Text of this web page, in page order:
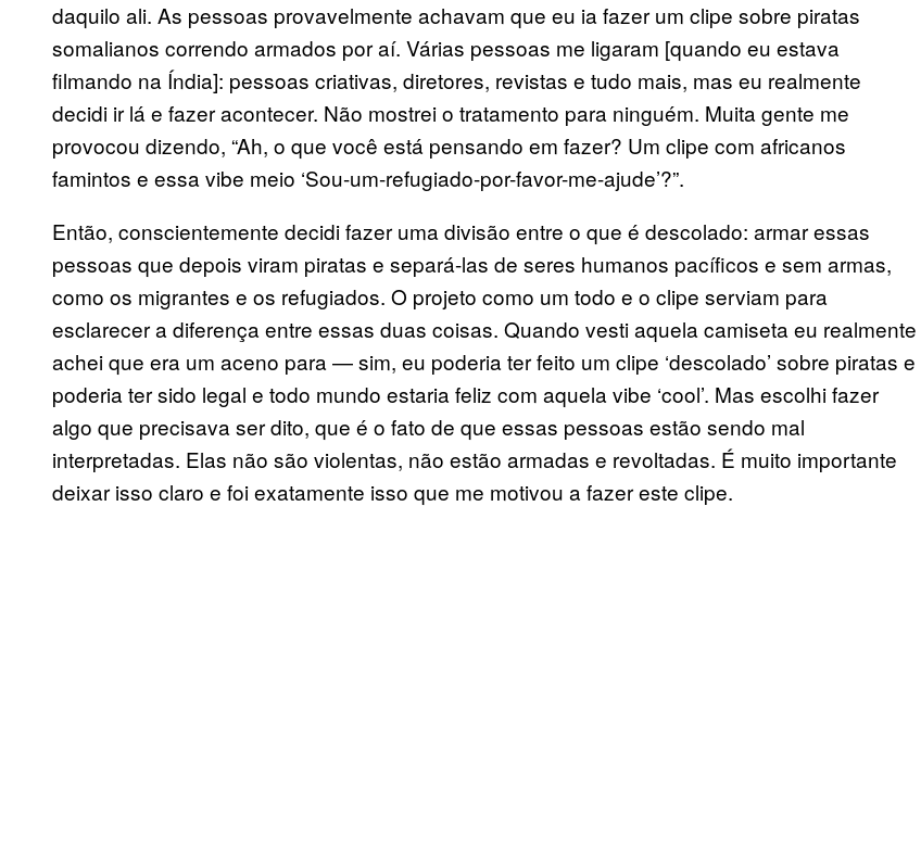
daquilo ali. As pessoas provavelmente achavam que eu ia fazer um clipe sobre piratas
somalianos correndo armados por aí. Várias pessoas me ligaram [quando eu estava
filmando na Índia]: pessoas criativas, diretores, revistas e tudo mais, mas eu realmente
decidi ir lá e fazer acontecer. Não mostrei o tratamento para ninguém. Muita gente me
provocou dizendo, “Ah, o que você está pensando em fazer? Um clipe com africanos
famintos e essa vibe meio ‘Sou-um-refugiado-por-favor-me-ajude’?”.
Então, conscientemente decidi fazer uma divisão entre o que é descolado: armar essas
pessoas que depois viram piratas e separá-las de seres humanos pacíficos e sem armas,
como os migrantes e os refugiados. O projeto como um todo e o clipe serviam para
esclarecer a diferença entre essas duas coisas. Quando vesti aquela camiseta eu realmente
achei que era um aceno para — sim, eu poderia ter feito um clipe ‘descolado’ sobre piratas e
poderia ter sido legal e todo mundo estaria feliz com aquela vibe ‘cool’. Mas escolhi fazer
algo que precisava ser dito, que é o fato de que essas pessoas estão sendo mal
interpretadas. Elas não são violentas, não estão armadas e revoltadas. É muito importante
deixar isso claro e foi exatamente isso que me motivou a fazer este clipe.